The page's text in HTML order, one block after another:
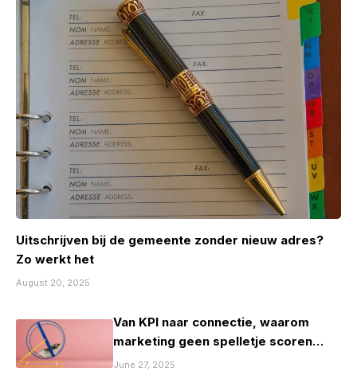
Uitschrijven bij de gemeente zonder nieuw adres?
Zo werkt het
August 20, 2025
Van KPI naar connectie, waarom
marketing geen spelletje scoren
mag zijn
June 27, 2025